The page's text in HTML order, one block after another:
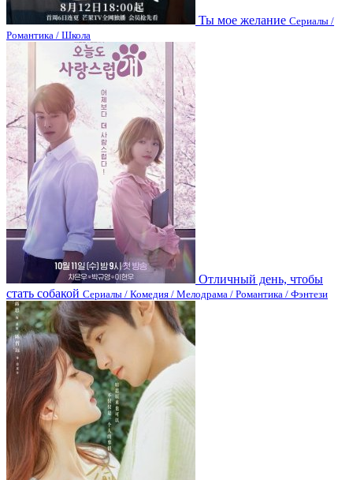
Ты мое желание Сериалы /
Романтика / Школа
Отличный день, чтобы
стать собакой Сериалы / Комедия / Мелодрама / Романтика / Фэнтези